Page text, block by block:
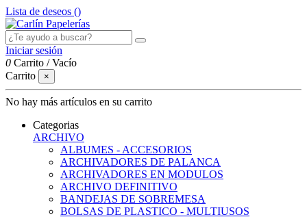
Lista de deseos ()
Iniciar sesión
0 Carrito /Vacío
Carrito
×
No hay más artículos en su carrito
Categorias
ARCHIVO
ALBUMES - ACCESORIOS
ARCHIVADORES DE PALANCA
ARCHIVADORES EN MODULOS
ARCHIVO DEFINITIVO
BANDEJAS DE SOBREMESA
BOLSAS DE PLASTICO - MULTIUSOS